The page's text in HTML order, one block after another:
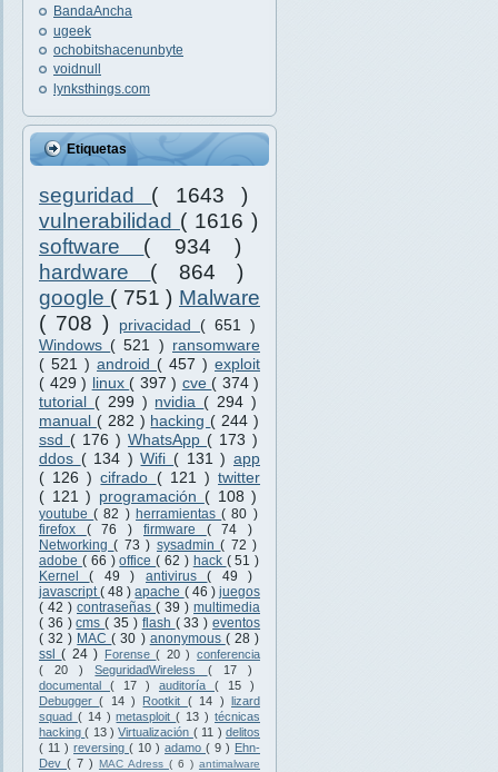
BandaAncha
ugeek
ochobitshacenunbyte
voidnull
lynksthings.com
Etiquetas
seguridad ( 1643 )
vulnerabilidad ( 1616 )
software ( 934 )
hardware ( 864 )
google ( 751 ) Malware
( 708 )
privacidad ( 651 )
Windows ( 521 ) ransomware
( 521 ) android ( 457 ) exploit
( 429 ) linux ( 397 ) cve ( 374 )
tutorial ( 299 ) nvidia ( 294 )
manual ( 282 ) hacking ( 244 )
ssd ( 176 ) WhatsApp ( 173 )
ddos ( 134 )Wifi ( 131 ) app
( 126 )cifrado ( 121 )twitter
( 121 ) programación ( 108 )
youtube( 82 ) herramientas( 80 )
firefox ( 76 ) firmware ( 74 )
Networking( 73 ) sysadmin( 72 )
adobe ( 66 )office( 62 ) hack ( 51 )
Kernel( 49 ) antivirus( 49 )
javascript( 48 )apache ( 46 ) juegos
( 42 ) contraseñas ( 39 ) multimedia
( 36 )cms( 35 ) flash ( 33 )eventos
( 32 ) MAC( 30 ) anonymous ( 28 )
ssl( 24 ) Forense( 20 ) conferencia
( 20 )SeguridadWireless ( 17 )
documental ( 17 ) auditoría ( 15 )
Debugger( 14 ) Rootkit ( 14 ) lizard
squad ( 14 )metasploit( 13 ) técnicas
hacking( 13 )Virtualización ( 11 ) delitos
( 11 ) reversing ( 10 ) adamo ( 9 ) Ehn-
Dev ( 7 ) MAC Adress ( 6 ) antimalware